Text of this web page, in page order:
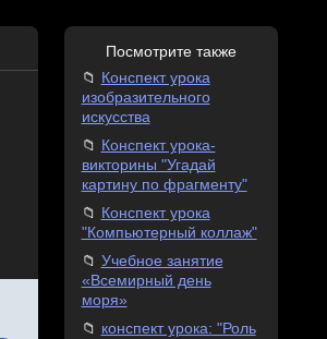
Посмотрите также
Конспект урока
изобразительного
искусства
Конспект урока-
викторины "Угадай
картину по фрагменту"
Конспект урока
"Компьютерный коллаж"
Учебное занятие
«Всемирный день
моря»
конспект урока: "Роль